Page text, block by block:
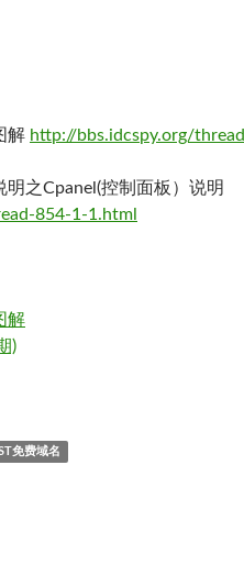
解 http://bbs.idcspy.org/
之Cpanel(控制面板）说明
854-1-1.html
解
)
免费域名